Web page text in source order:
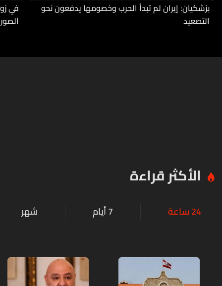
بزشكيان: إيران لم تبدأ الحرب وخصومها يدفعون نحو
التصعيد
في
الأكثر قراءة
24 ساعة 7 أيام شهر